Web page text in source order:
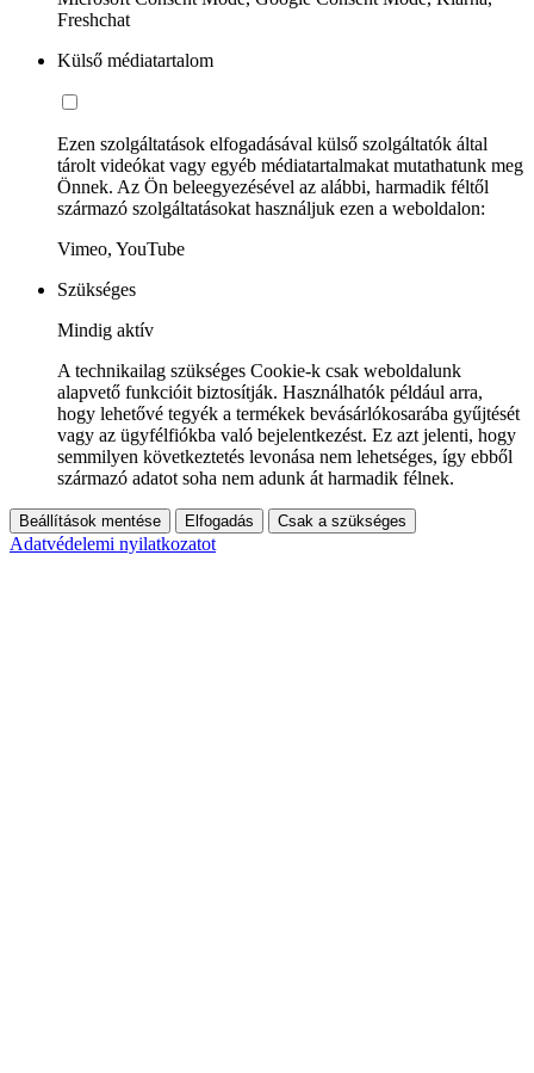
Freshchat
Külső médiatartalom
Ezen szolgáltatások elfogadásával külső szolgáltatók által
tárolt videókat vagy egyéb médiatartalmakat mutathatunk meg
Önnek. Az Ön beleegyezésével az alábbi, harmadik féltől
származó szolgáltatásokat használjuk ezen a weboldalon:
Vimeo, YouTube
Szükséges
Mindig aktív
A technikailag szükséges Cookie-k csak weboldalunk
alapvető funkcióit biztosítják. Használhatók például arra,
hogy lehetővé tegyék a termékek bevásárlókosarába gyűjtését
vagy az ügyfélfiókba való bejelentkezést. Ez azt jelenti, hogy
semmilyen következtetés levonása nem lehetséges, így ebből
származó adatot soha nem adunk át harmadik félnek.
Beállítások mentése Elfogadás Csak a szükséges
Adatvédelemi nyilatkozatot